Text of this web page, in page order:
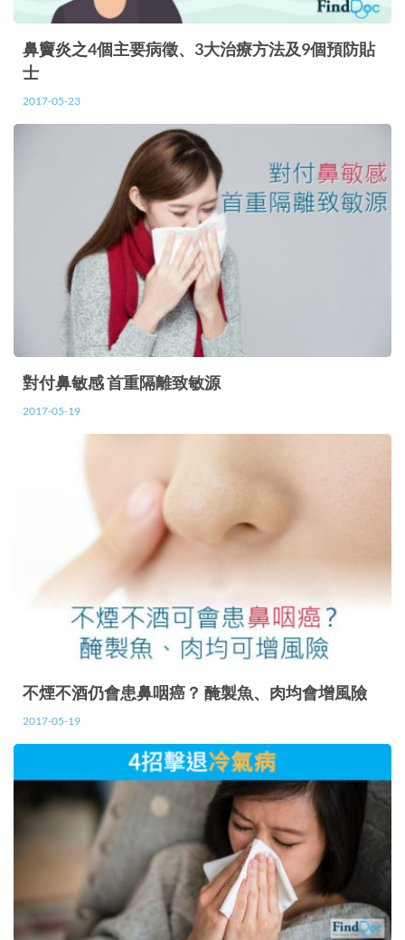
鼻竇炎之4個主要病徵、3大治療方法及9個預防貼
士
2017-05-23
對付鼻敏感 首重隔離致敏源
2017-05-19
不煙不酒仍會患鼻咽癌？ 醃製魚、肉均會增風險
2017-05-19